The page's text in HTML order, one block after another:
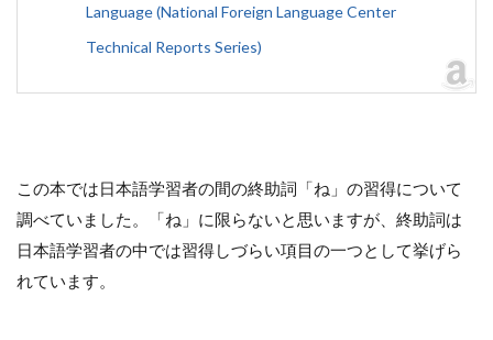
Language (National Foreign Language Center
Technical Reports Series)
この本では日本語学習者の間の終助詞「ね」の習得について
調べていました。「ね」に限らないと思いますが、終助詞は
日本語学習者の中では習得しづらい項目の一つとして挙げら
れています。